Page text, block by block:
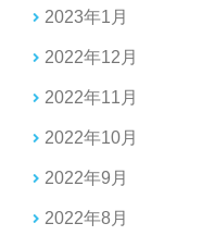
2023年1月
2022年12月
2022年11月
2022年10月
2022年9月
2022年8月